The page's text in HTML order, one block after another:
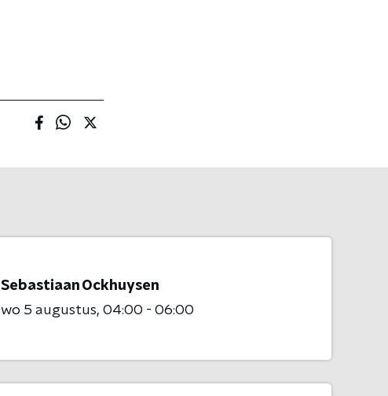
Sebastiaan Ockhuysen
wo 5 augustus 04:00 - 06:00